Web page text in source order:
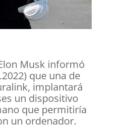
Musk informó
que una de
implantará
un dispositivo
que permitiría
un ordenador.